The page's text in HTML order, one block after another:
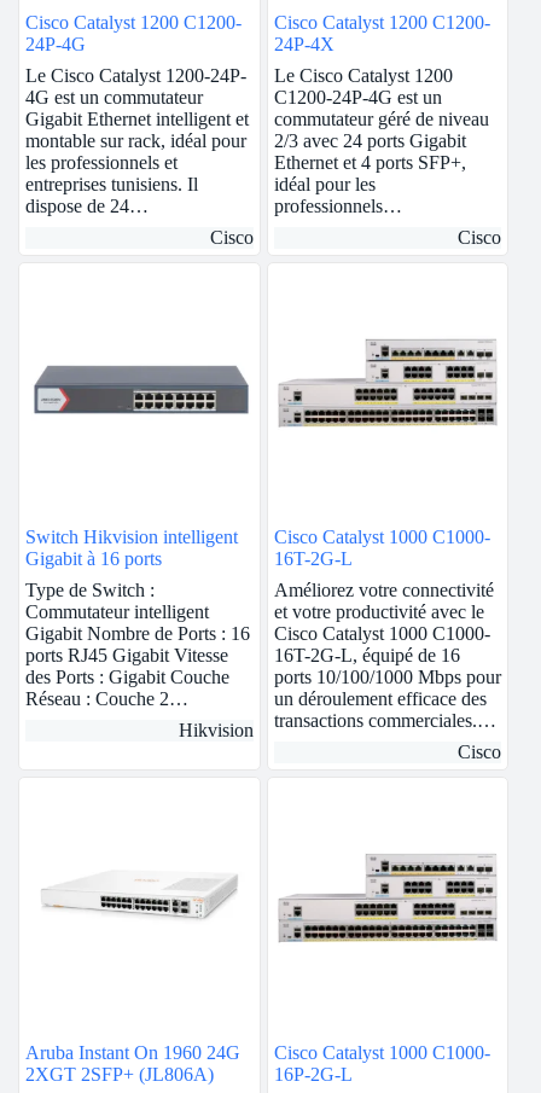
Cisco Catalyst 1200 C1200-
24P-4G
Le Cisco Catalyst 1200-24P-
4G est un commutateur
Gigabit Ethernet intelligent et
montable sur rack, idéal pour
les professionnels et
entreprises tunisiens. Il
dispose de 24…
Cisco
Cisco Catalyst 1200 C1200-
24P-4X
Le Cisco Catalyst 1200
C1200-24P-4G est un
commutateur géré de niveau
2/3 avec 24 ports Gigabit
Ethernet et 4 ports SFP+,
idéal pour les
professionnels…
Cisco
Switch Hikvision intelligent
Gigabit à 16 ports
Type de Switch :
Commutateur intelligent
Gigabit Nombre de Ports : 16
ports RJ45 Gigabit Vitesse
des Ports : Gigabit Couche
Réseau : Couche 2…
Hikvision
Cisco Catalyst 1000 C1000-
16T-2G-L
Améliorez votre connectivité
et votre productivité avec le
Cisco Catalyst 1000 C1000-
16T-2G-L, équipé de 16
ports 10/100/1000 Mbps pour
un déroulement efficace des
transactions commerciales.…
Cisco
Aruba Instant On 1960 24G
2XGT 2SFP+ (JL806A)
Cisco Catalyst 1000 C1000-
16P-2G-L